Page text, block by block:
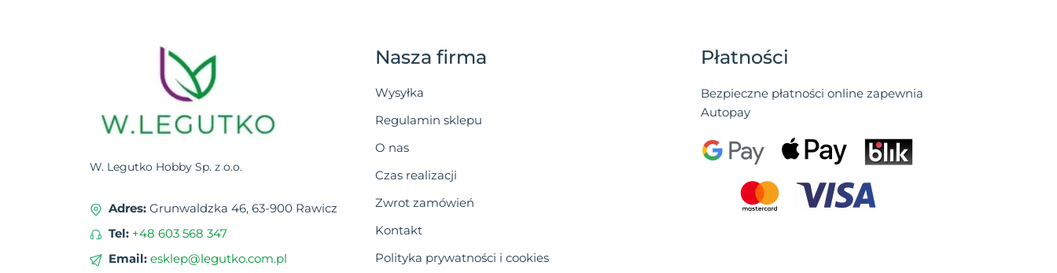
W. Legutko Hobby Sp. z o.o.
Adres: Grunwaldzka 46, 63-900 Rawicz
Tel: +48 603 568 347
Email: esklep@legutko.com.pl
Nasza firma
Wysyłka
Regulamin sklepu
O nas
Czas realizacji
Zwrot zamówień
Kontakt
Polityka prywatności i cookies
Płatności
Bezpieczne płatności online zapewnia
Autopay